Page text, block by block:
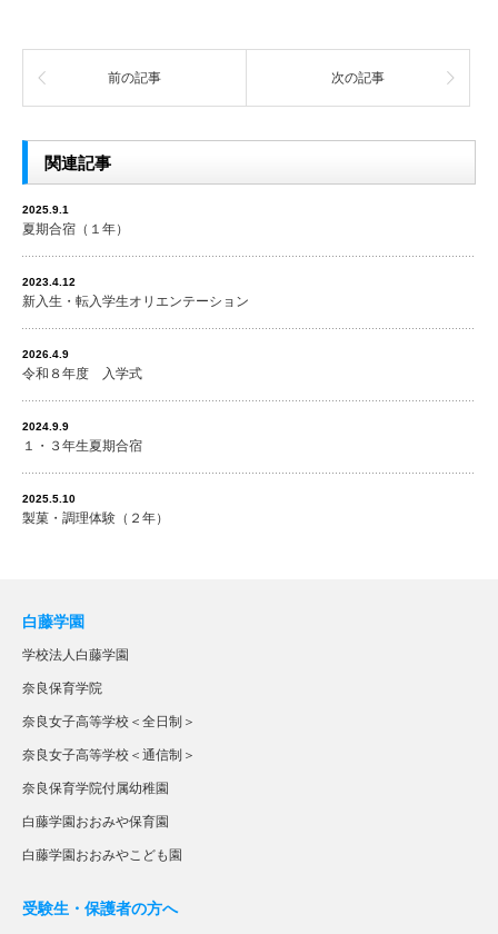
前の記事 次の記事
関連記事
2025.9.1
夏期合宿（１年）
2023.4.12
新入生・転入学生オリエンテーション
2026.4.9
令和８年度 入学式
2024.9.9
１・３年生夏期合宿
2025.5.10
製菓・調理体験（２年）
白藤学園
学校法人白藤学園
奈良保育学院
奈良女子高等学校＜全日制＞
奈良女子高等学校＜通信制＞
奈良保育学院付属幼稚園
白藤学園おおみや保育園
白藤学園おおみやこども園
受験生・保護者の方へ